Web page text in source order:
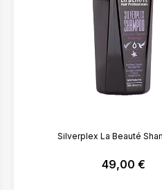
Silverplex La Beauté
49,00 €